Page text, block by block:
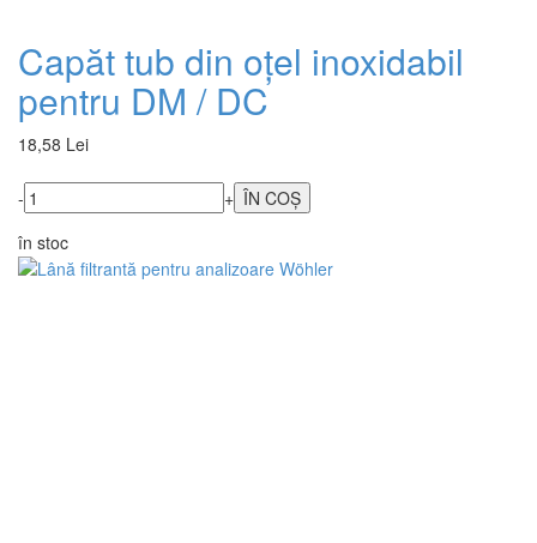
Capăt tub din oțel inoxidabil
pentru DM / DC
18,58 Lei
-
+
în stoc